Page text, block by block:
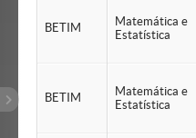
BETIM
Matemática e
Estatística
BETIM
Matemática e
Estatística